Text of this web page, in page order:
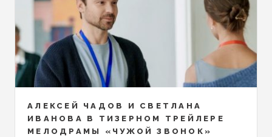
АЛЕКСЕЙ ЧАДОВ И СВЕТЛАНА
ИВАНОВА В ТИЗЕРНОМ ТРЕЙЛЕРЕ
МЕЛОДРАМЫ «ЧУЖОЙ ЗВОНОК»